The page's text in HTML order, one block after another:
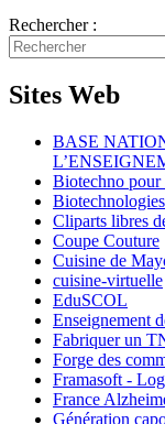
Rechercher :
Sites Web
BASE
Biotechno pour
Cliparts libres
Coupe Couture
Cuisine de
cuisine-virtuelle
EduSCOL
Enseignement
Fabriquer un
Forge des
Framasoft -
France
Génération